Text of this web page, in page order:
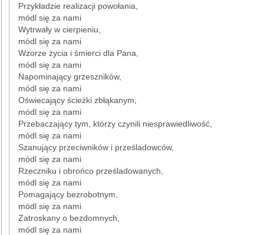
Przykładzie realizacji powołania,
módl się za nami
Wytrwały w cierpieniu,
módl się za nami
Wzorze życia i śmierci dla Pana,
módl się za nami
Napominający grzeszników,
módl się za nami
Oświecający ścieżki zbłąkanym,
módl się za nami
Przebaczający tym, którzy czynili niesprawiedliwość,
módl się za nami
Szanujący przeciwników i prześladowców,
módl się za nami
Rzeczniku i obrońco prześladowanych,
módl się za nami
Pomagający bezrobotnym,
módl się za nami
Zatroskany o bezdomnych,
módl się za nami